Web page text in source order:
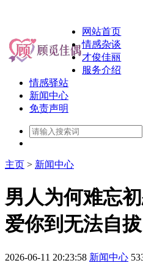
网站首页
情感杂谈
才俊佳丽
服务介绍
情感驿站
新闻中心
免责声明
主页 > 新闻中心
男人为何难忘
爱你到无法自拔
2026-06-11 20:23:58 新闻中心